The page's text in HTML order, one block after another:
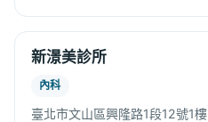
新澋美診所
內科
臺北市文山區興隆路1段12號1樓